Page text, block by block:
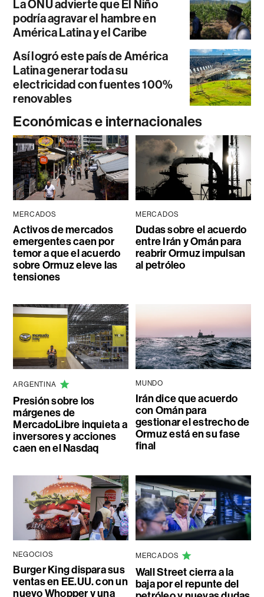
La ONU advierte que El Niño
podría agravar el hambre en
América Latina y el Caribe
Así logró este país de América
Latina generar toda su
electricidad con fuentes 100%
renovables
Económicas e internacionales
MERCADOS
Activos de mercados
emergentes caen por
temor a que el acuerdo
sobre Ormuz eleve las
tensiones
MERCADOS
Dudas sobre el acuerdo
entre Irán y Omán para
reabrir Ormuz impulsan
al petróleo
ARGENTINA
Presión sobre los
márgenes de
MercadoLibre inquieta a
inversores y acciones
caen en el Nasdaq
MUNDO
Irán dice que acuerdo
con Omán para
gestionar el estrecho de
Ormuz está en su fase
final
NEGOCIOS
Burger King dispara sus
ventas en EE.UU. con un
nuevo Whopper y una
MERCADOS
Wall Street cierra a la
baja por el repunte del